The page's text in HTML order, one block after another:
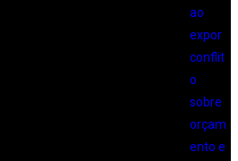
ao
expor
conflit
o
sobre
orçam
ento e